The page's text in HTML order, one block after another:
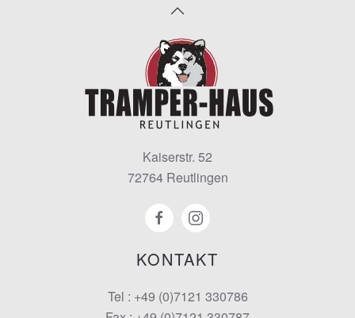
KONTAKT
Tel : +49 (0)7121 330786
Kaiserstr. 52
72764 Reutlingen